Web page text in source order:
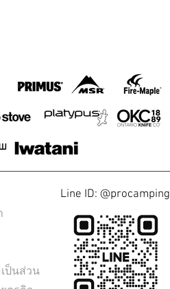
ป็นส่วน
Line ID: @procamping